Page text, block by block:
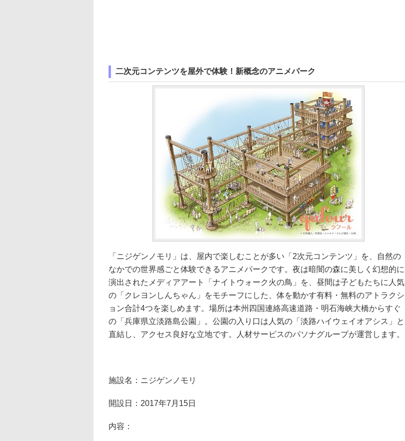
二次元コンテンツを屋外で体験！新概念のアニメパーク
「ニジゲンノモリ」は、屋内で楽しむことが多い「2次元コンテンツ」を、自然の
なかでの世界感ごと体験できるアニメパークです。夜は暗闇の森に美しく幻想的に
演出されたメディアアート「ナイトウォーク火の鳥」を、昼間は子どもたちに人気
の「クレヨンしんちゃん」をモチーフにした、体を動かす有料・無料のアトラクシ
ョン合計4つを楽しめます。場所は本州四国連絡高速道路・明石海峡大橋からすぐ
の「兵庫県立淡路島公園」。公園の入り口は人気の「淡路ハイウェイオアシス」と
直結し、アクセス良好な立地です。人材サービスのパソナグループが運営します。
施設名：ニジゲンノモリ
開設日：2017年7月15日
内容：